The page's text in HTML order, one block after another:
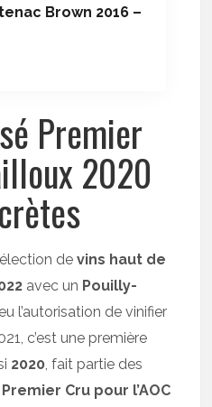
Brown 2016 –
Premier
2020
devins haut de
avec un Pouilly-
l’autorisation de vinifier
c’est une première
2020, fait partie des
Premier Cru pour l’AOC